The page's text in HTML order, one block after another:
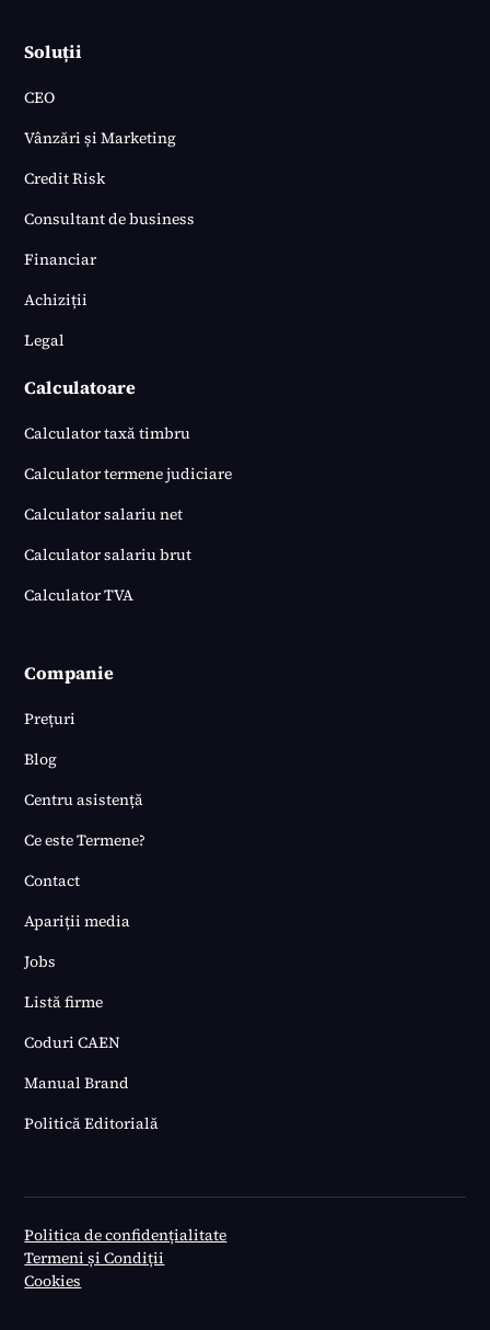
Soluții
CEO
Vânzări și Marketing
Credit Risk
Consultant de business
Financiar
Achiziții
Legal
Calculatoare
Calculator taxă timbru
Calculator termene judiciare
Calculator salariu net
Calculator salariu brut
Calculator TVA
Companie
Prețuri
Blog
Centru asistență
Ce este Termene?
Contact
Apariții media
Jobs
Listă firme
Coduri CAEN
Manual Brand
Politică Editorială
Politica de confidențialitate
Termeni și Condiții
Cookies